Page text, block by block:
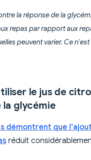
la réponse de la
repas par rapport aux
peuvent varier. Ce
le jus de
glycémie
démontrent que
réduit